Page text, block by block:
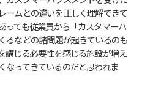
ームとの違いを正しく理解できて
っても従業員から「カスタマーハ
るなどの諸問題が起きているのも
講じる必要性を感じる施設が増え
なってきているのだと思われま